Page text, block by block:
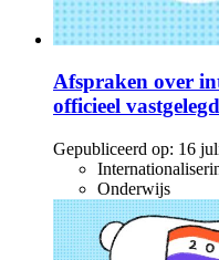
Afspraken over
officieel vastgelegd
Gepubliceerd op: 16
Onderwijs